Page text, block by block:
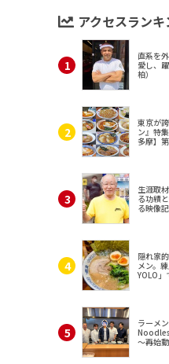
アクセスラン
直系を
愛し、
柏）
東京が
ン』特
多摩】
生涯取
る功績
る映像
隠れ家
メン。
YOLO」
ラーメ
～再始